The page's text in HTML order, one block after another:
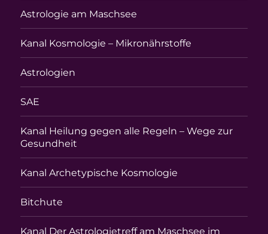
Astrologie am Maschsee
Kanal Kosmologie – Mikronährstoffe
Astrologien
SAE
Kanal Heilung gegen alle Regeln – Wege zur
Gesundheit
Kanal Archetypische Kosmologie
Bitchute
Kanal Der Astrologietreff am Maschsee im